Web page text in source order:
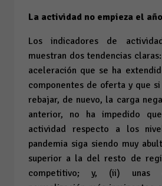
La actividad no empieza el
Los indicadores de
muestran dos tendencias
aceleración que se ha
componentes de oferta y que
rebajar, de nuevo, la carga
anterior, no ha impedido
actividad respecto a los
pandemia siga siendo muy
superior a la del resto de
competitivo; y, (ii) unas